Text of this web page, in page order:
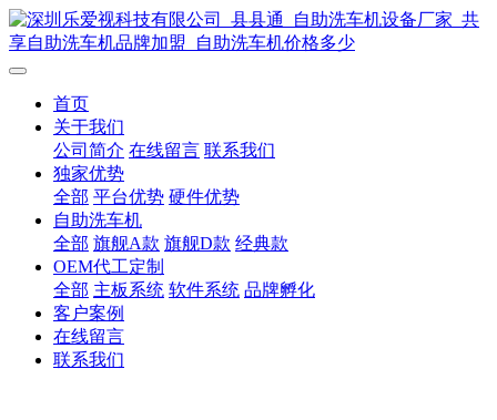
首页
关于我们
公司简介 在线留言 联系我们
独家优势
全部 平台优势 硬件优势
自助洗车机
全部 旗舰A款 旗舰D款 经典款
OEM代工定制
全部 主板系统 软件系统 品牌孵化
客户案例
在线留言
联系我们